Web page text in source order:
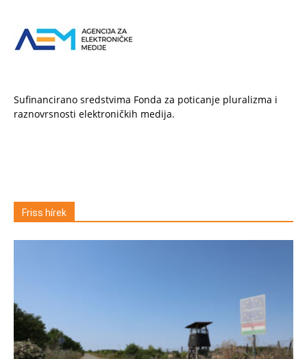
Sufinancirano sredstvima Fonda za poticanje pluralizma i
raznovrsnosti elektroničkih medija.
Friss hírek